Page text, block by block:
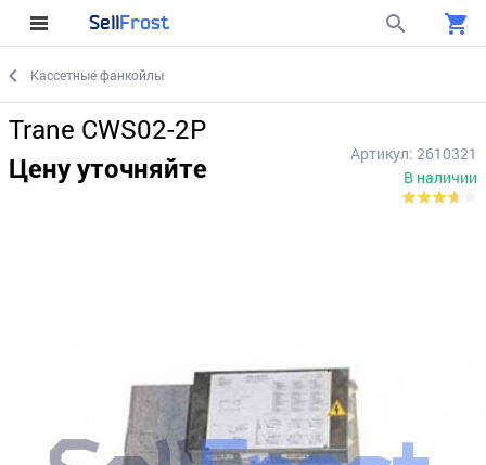
SellFrost
Кассетные фанкойлы
Trane CWS02-2P
Цену уточняйте
Артикул: 2610321
В наличии